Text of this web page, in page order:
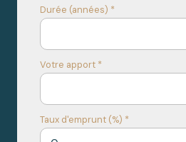
Durée (années) *
Votre apport *
Taux d'emprunt (%) *